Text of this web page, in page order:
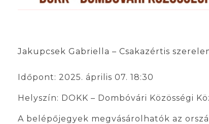
Jakupcsek Gabriella – Csakazértis
Időpont: 2025. április 07. 18:30
Helyszín: DOKK – Dombóvári Közösségi
A belépőjegyek megvásárolhatók az